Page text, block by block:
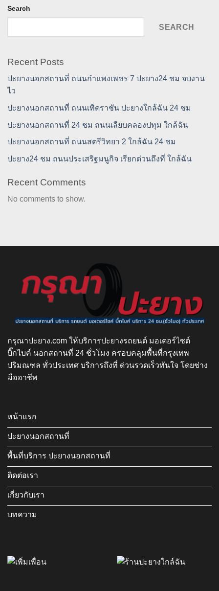
Search
SEARCH
Recent Posts
ปะยางนอกสถานที่ ถนนกำแพงเพชร 7 ปะยาง24 ชม จบงาน
ไว
ปะยางนอกสถานที่ ถนนเทิดราชัน ปะยางใกล้ฉัน 24 ชม
ปะยางนอกสถานที่ 24 ชม ถนนเลียบคลองปทุม ใกล้ฉัน
ปะยางนอกสถานที่ ถนนสตรีวิทยา 2 ใกล้ฉัน 24 ชม
ปะยาง24 ชม ถนนประเสริฐมนูกิจ เรียกด่วนถึงที่ ใกล้ฉัน
Recent Comments
No comments to show.
กรุณาปะยาง.com ให้บริการปะยางรถยนต์ มอเตอร์ไซต์
บิ๊กไบค์ นอกสถานที่ 24 ชั่วโมง ครอบคลุมพื้นที่กรุงเทพ
ปริมณฑล ทั่วประเทศ บริการถึงที่ ด่วนรวดเร็วทันใจ โดยช่าง
มืออาชีพ
หน้าแรก
ปะยางนอกสถานที่
พื้นที่บริการ ปะยางนอกสถานที่
ติดต่อเรา
เกี่ยวกับเรา
บทความ